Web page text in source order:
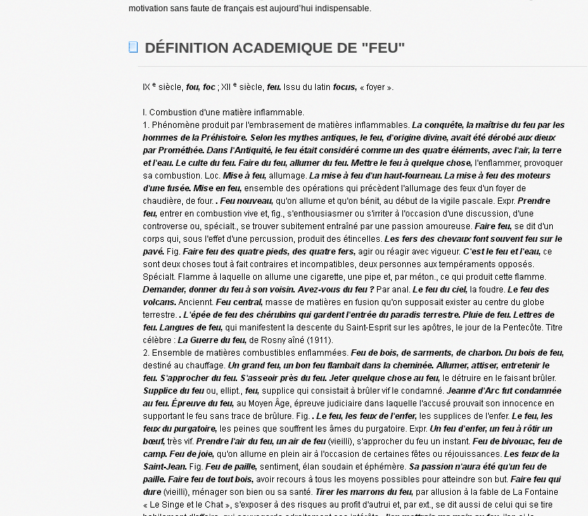
motivation sans faute de français est aujourd’hui indispensable.
DÉFINITION ACADEMIQUE DE "FEU"